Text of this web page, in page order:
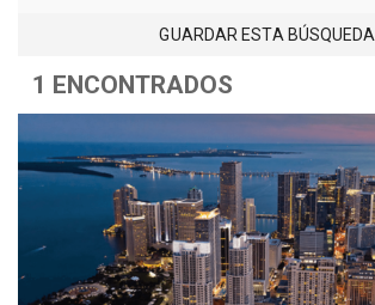
GUARDAR ESTA BÚSQUEDA
1 ENCONTRADOS